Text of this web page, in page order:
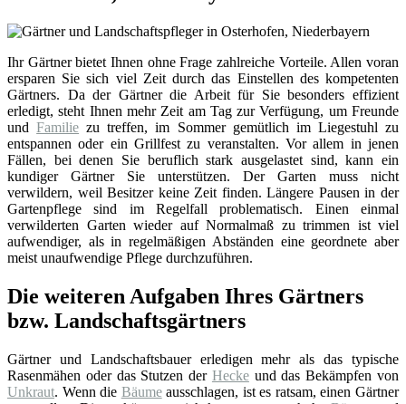
Ihr Gärtner bietet Ihnen ohne Frage zahlreiche Vorteile. Allen voran
ersparen Sie sich viel Zeit durch das Einstellen des kompetenten
Gärtners. Da der Gärtner die Arbeit für Sie besonders effizient
erledigt, steht Ihnen mehr Zeit am Tag zur Verfügung, um Freunde
undFamilie zu treffen, im Sommer gemütlich im Liegestuhl zu
entspannen oder ein Grillfest zu veranstalten. Vor allem in jenen
Fällen, bei denen Sie beruflich stark ausgelastet sind, kann ein
kundiger Gärtner Sie unterstützen. Der Garten muss nicht
verwildern, weil Besitzer keine Zeit finden. Längere Pausen in der
Gartenpflege sind im Regelfall problematisch. Einen einmal
verwilderten Garten wieder auf Normalmaß zu trimmen ist viel
aufwendiger, als in regelmäßigen Abständen eine geordnete aber
meist unaufwendige Pflege durchzuführen.
Die weiteren Aufgaben Ihres Gärtners
bzw. Landschaftsgärtners
Gärtner und Landschaftsbauer erledigen mehr als das typische
Rasenmähen oder das Stutzen der Heckeund das Bekämpfen von
Unkraut. Wenn die Bäumeausschlagen, ist es ratsam, einen Gärtner